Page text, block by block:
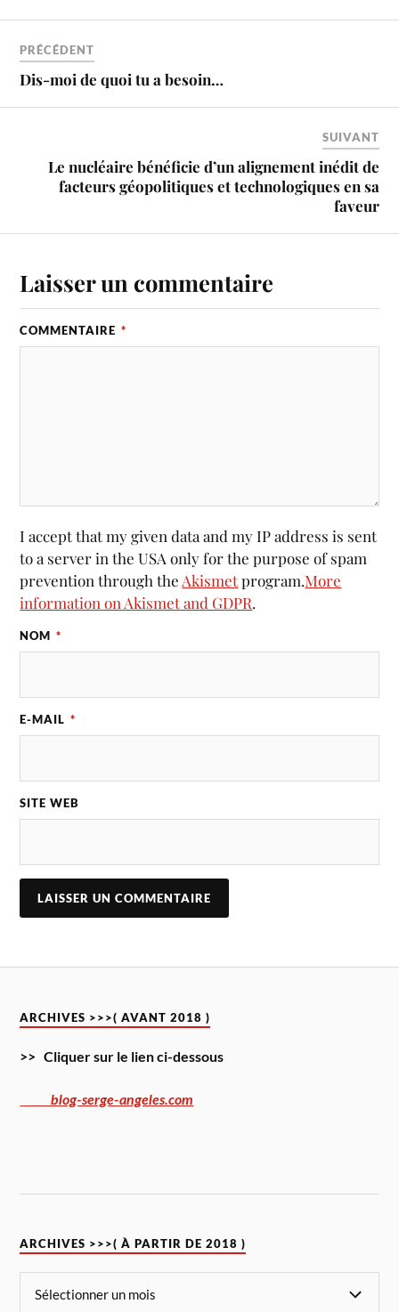
PRÉCÉDENT
Dis-moi de quoi tu a besoin…
SUIVANT
Le nucléaire bénéficie d’un alignement inédit de
facteurs géopolitiques et technologiques en sa
faveur
Laisser un commentaire
COMMENTAIRE *
I accept that my given data and my IP address is sent
to a server in the USA only for the purpose of spam
prevention through the Akismetprogram.More
information on Akismet and GDPR.
NOM *
E-MAIL *
SITE WEB
ARCHIVES >>>( AVANT 2018 )
>> Cliquer sur le lien ci-dessous
blog-serge-angeles.com
ARCHIVES >>>( À PARTIR DE 2018 )